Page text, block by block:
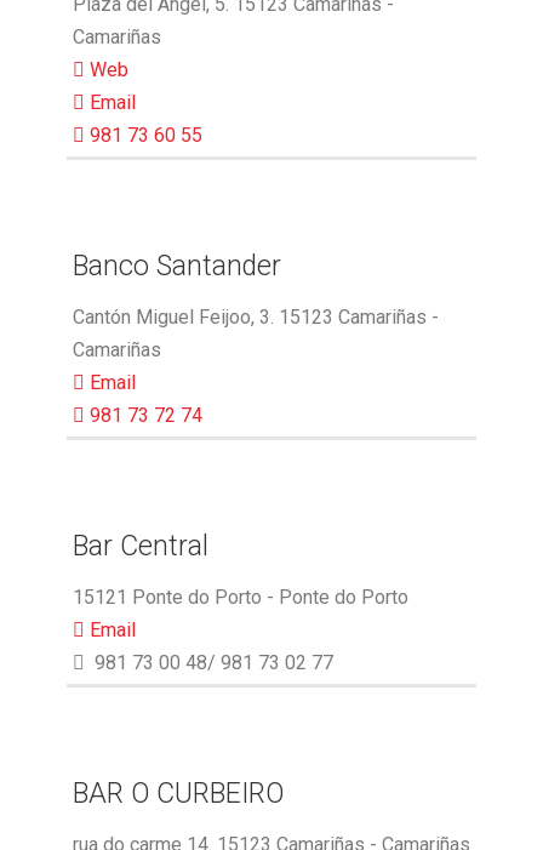
Camariñas
Web
Email
981 73 60 55
Banco Santander
Cantón Miguel Feijoo, 3. 15123 Camariñas -
Camariñas
Email
981 73 72 74
Bar Central
15121 Ponte do Porto - Ponte do Porto
Email
981 73 00 48/ 981 73 02 77
BAR O CURBEIRO
rua do carme 14. 15123 Camariñas - Camariñas